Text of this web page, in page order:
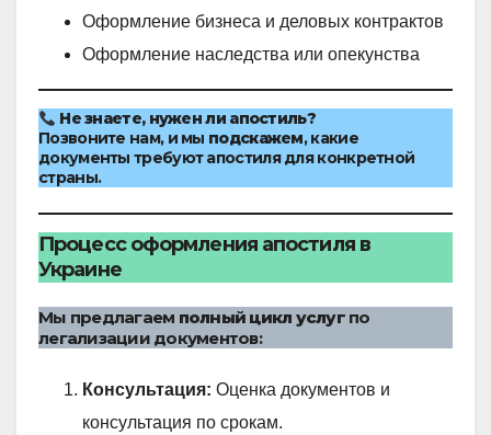
Оформление бизнеса и деловых контрактов
Оформление наследства или опекунства
Не знаете, нужен ли апостиль?
Позвоните нам, и мы подскажем, какие
документы требуют апостиля для конкретной
страны.
Процесс оформления апостиля в
Украине
Мы предлагаем полный цикл услугпо
легализации документов:
Консультация: Оценка документов и
консультация по срокам.